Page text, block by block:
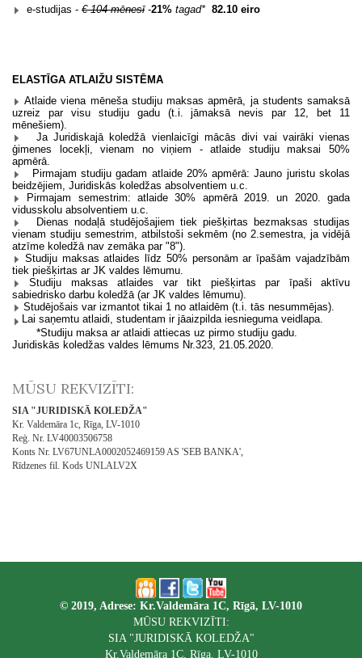
e-studijas - € 104 mēnesī-21% tagad*82.10 eiro
ELASTĪGA ATLAIŽU SISTĒMA
Atlaide viena mēneša studiju maksas apmērā, ja students samaksā
uzreiz par visu studiju gadu (t.i. jāmaksā nevis par 12, bet 11
mēnešiem).
Ja Juridiskajā koledžā vienlaicīgi mācās divi vai vairāki vienas
ģimenes locekļi, vienam no viņiem - atlaide studiju maksai 50%
apmērā.
Pirmajam studiju gadam atlaide 20% apmērā: Jauno juristu skolas
beidzējiem, Juridiskās koledžas absolventiem u.c.
Pirmajam semestrim: atlaide 30% apmērā 2019. un 2020. gada
vidusskolu absolventiem u.c.
Dienas nodaļā studējošajiem tiek piešķirtas bezmaksas studijas
vienam studiju semestrim, atbilstoši sekmēm (no 2.semestra, ja vidējā
atzīme koledžā nav zemāka par "8").
Studiju maksas atlaides līdz 50% personām ar īpašām vajadzībām
tiek piešķirtas ar JK valdes lēmumu.
Studiju maksas atlaides var tikt piešķirtas par īpaši aktīvu
sabiedrisko darbu koledžā (ar JK valdes lēmumu).
Studējošais var izmantot tikai 1 no atlaidēm (t.i. tās nesummējas).
Lai saņemtu atlaidi, studentam ir jāaizpilda iesnieguma veidlapa.
*Studiju maksa ar atlaidi attiecas uz pirmo studiju gadu.
Juridiskās koledžas valdes lēmums Nr.323, 21.05.2020.
MŪSU REKVIZĪTI:
SIA "JURIDISKĀ KOLEDŽA"
Kr. Valdemāra 1c, Rīga, LV-1010
Reģ. Nr. LV40003506758
Konts Nr. LV67UNLA0002052469159 AS 'SEB BANKA',
Rīdzenes fil. Kods UNLALV2X
© 2019, Adrese: Kr.Valdemāra 1C, Rīgā, LV-1010
MŪSU REKVIZĪTI:
SIA "JURIDISKĀ KOLEDŽA"
Kr.Valdemāra 1C, Rīga, LV-1010